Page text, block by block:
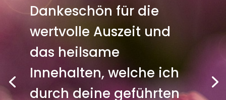
Dankeschön für die
wertvolle Auszeit und
das heilsame
Innehalten, welche ich
durch deine geführten